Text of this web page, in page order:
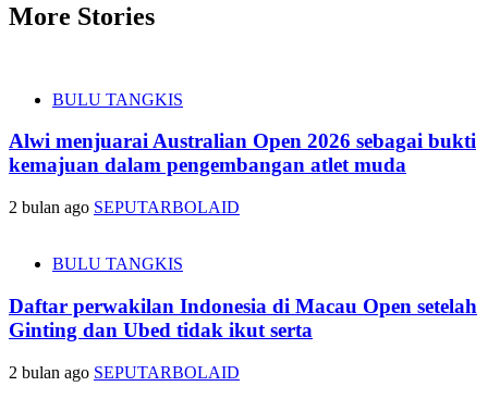
More Stories
BULU TANGKIS
Alwi menjuarai Australian Open 2026 sebagai bukti
kemajuan dalam pengembangan atlet muda
2 bulan ago SEPUTARBOLAID
BULU TANGKIS
Daftar perwakilan Indonesia di Macau Open setelah
Ginting dan Ubed tidak ikut serta
2 bulan ago SEPUTARBOLAID